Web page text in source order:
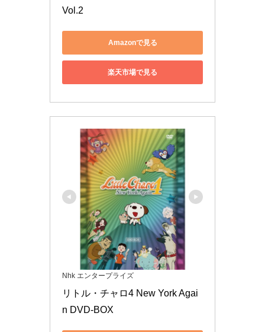
Vol.2
Amazonで見る
楽天市場で見る
Nhk エンタープライズ
リトル・チャロ4 New York Agai
n DVD-BOX